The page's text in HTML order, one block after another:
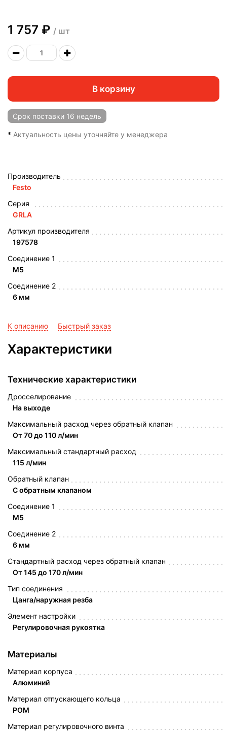
1 757 ₽ / шт
В корзину
Срок поставки 16 недель
* Актуальность цены уточняйте у менеджера
Производитель
Festo
Серия
GRLA
Артикул производителя
197578
Соединение 1
M5
Соединение 2
6 мм
К описанию Быстрый заказ
Характеристики
Технические характеристики
Дросселирование
На выходе
Максимальный расход через обратный клапан
От 70 до 110 л/мин
Максимальный стандартный расход
115 л/мин
Обратный клапан
С обратным клапаном
Соединение 1
M5
Соединение 2
6 мм
Стандартный расход через обратный клапан
От 145 до 170 л/мин
Тип соединения
Цанга/наружная резба
Элемент настройки
Регулировочная рукоятка
Материалы
Материал корпуса
Алюминий
Материал отпускающего кольца
POM
Материал регулировочного винта